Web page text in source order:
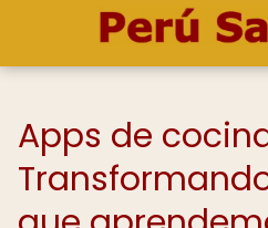
Apps de